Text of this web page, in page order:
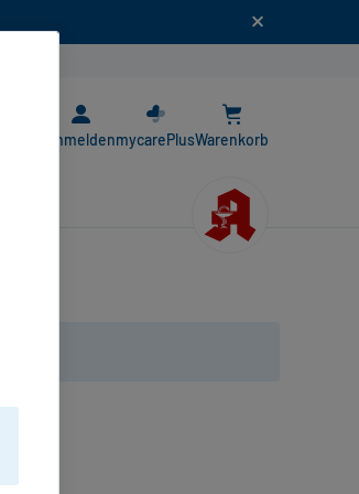
AnmeldenmycarePlusWarenkorb